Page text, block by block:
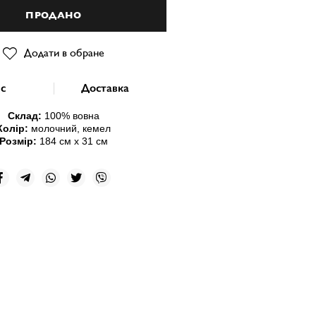
ПРОДАНО
Додати в обране
Доставка
Склад: 100% вовна
молочний, кемел
Розмір: 184 см х 31 см